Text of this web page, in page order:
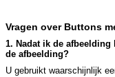
Vragen over Buttons
1. Nadat ik de
de afbeelding?
U gebruikt waarschijnlijk